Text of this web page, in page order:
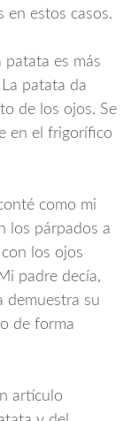
en estos casos.
patata es más
patata da
de los ojos. Se
en el frigorífico
como mi
los párpados a
los ojos
padre decía,
demuestra su
de forma
artículo